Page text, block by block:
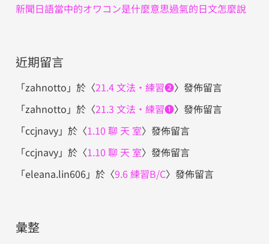
新聞日語當中的オワコン是什麼意思過氣的日文怎麼說
近期留言
「zahnotto 」於〈21.4 文法・練習❷〉發佈留言
「zahnotto 」於〈21.3 文法・練習❶〉發佈留言
「ccjnavy」於〈1.10 聊 天 室〉發佈留言
「ccjnavy」於〈1.10 聊 天 室〉發佈留言
「eleana.lin606」於〈9.6 練習B/C〉發佈留言
彙整